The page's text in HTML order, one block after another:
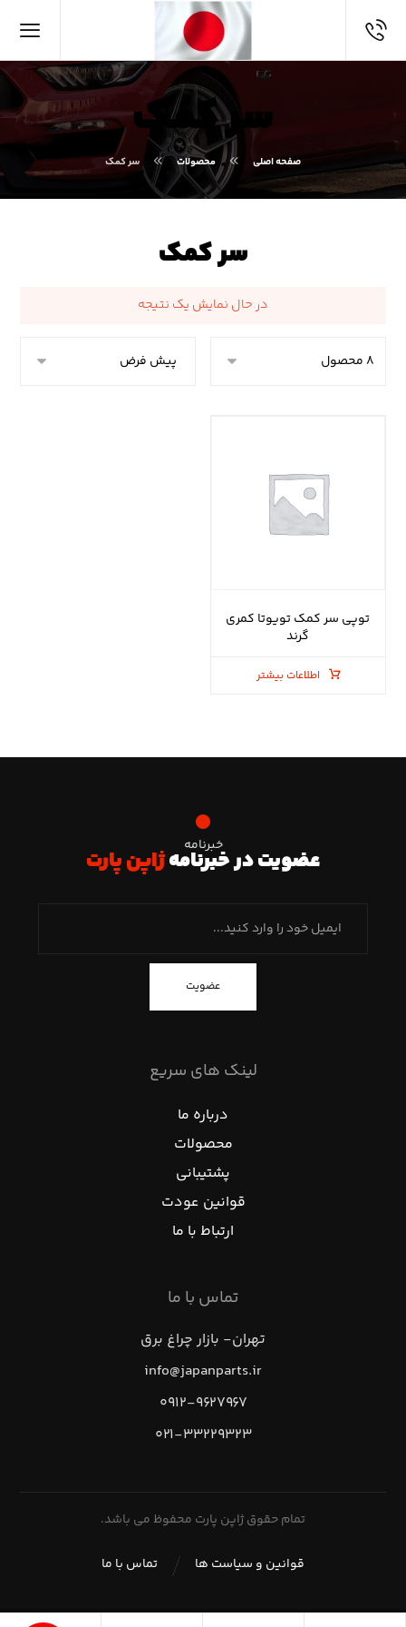
سر کمک
صفحه اصلی محصولات سر کمک
سر کمک
در حال نمایش یک نتیجه
توپی سر کمک تویوتا کمری
گرند
اطلاعات بیشتر
خبرنامه
عضویت در خبرنامهژاپن پارت
عضویت
لینک های سریع
درباره ما
محصولات
پشتیبانی
قوانین عودت
ارتباط با ما
تماس با ما
تهران- بازار چراغ برق
info@japanparts.ir
۰۹۱۲-۹۶۲۷۹۶۷
۰۲۱-۳۳۲۲۹۳۲۳
تمام حقوق ژاپن پارت محفوظ می باشد.
تماس با ما قوانین و سیاست ها